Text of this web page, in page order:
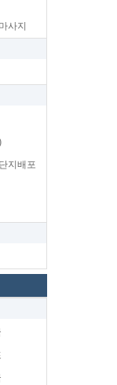
사지
지배포